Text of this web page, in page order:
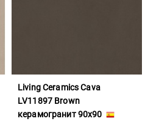
Living Ceramics Cava
LV11897 Brown
керамогранит 90x90